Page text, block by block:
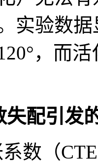
实验数
，而
失配引发
数（